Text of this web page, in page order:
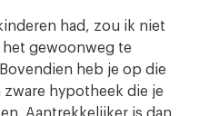
had, zou ik niet
het gewoonweg te
heb je op die
hypotheek die je